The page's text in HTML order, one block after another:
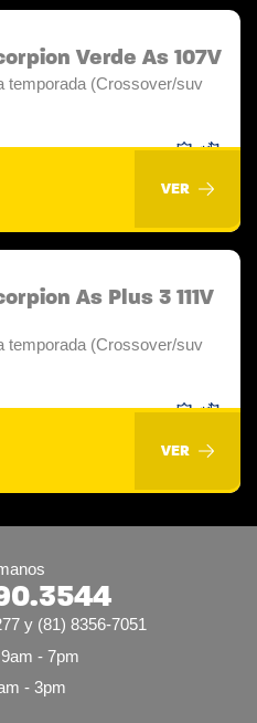
Verde As 107V
temporada (Crossover/suv
VER
As Plus 3 111V
temporada (Crossover/suv
VER
y (81) 8356-7051
- 7pm
- 3pm